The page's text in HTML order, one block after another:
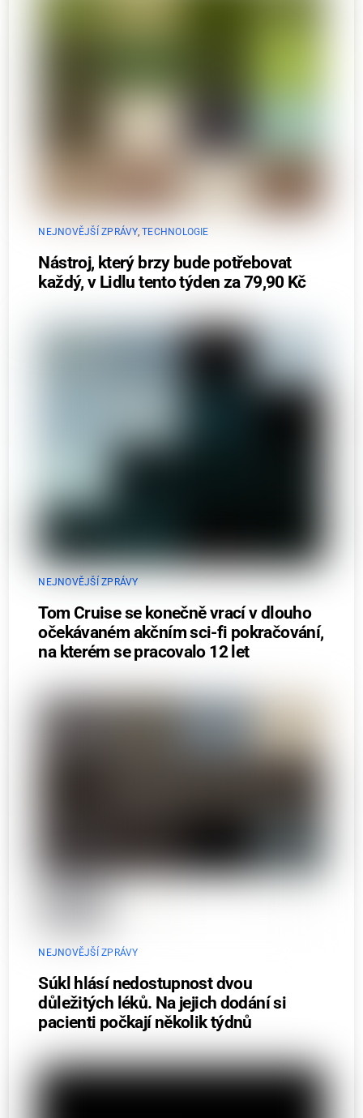
NEJNOVĚJŠÍ ZPRÁVY,TECHNOLOGIE
Nástroj, který brzy bude potřebovat
každý, v Lidlu tento týden za 79,90 Kč
NEJNOVĚJŠÍ ZPRÁVY
Tom Cruise se konečně vrací v dlouho
očekávaném akčním sci-fi pokračování,
na kterém se pracovalo 12 let
NEJNOVĚJŠÍ ZPRÁVY
Súkl hlásí nedostupnost dvou
důležitých léků. Na jejich dodání si
pacienti počkají několik týdnů